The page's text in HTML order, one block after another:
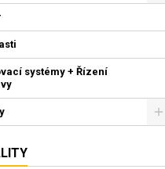
systémy + Řízení